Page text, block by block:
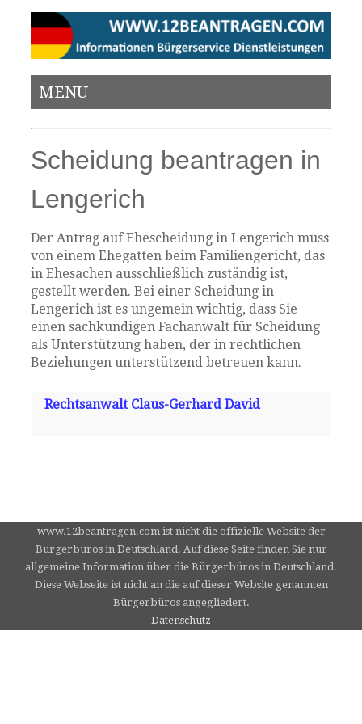
MENU
Scheidung beantragen in
Lengerich
Der Antrag auf Ehescheidung in Lengerich muss
von einem Ehegatten beim Familiengericht, das
in Ehesachen ausschließlich zuständig ist,
gestellt werden. Bei einer Scheidung in
Lengerich ist es ungemein wichtig, dass Sie
einen sachkundigen Fachanwalt für Scheidung
als Unterstützung haben, der in rechtlichen
Beziehungen unterstützend betreuen kann.
Rechtsanwalt Claus-Gerhard David
www.12beantragen.com ist nicht die offizielle Website der
Bürgerbüros in Deutschland. Auf diese Seite finden Sie nur
allgemeine Information über die Bürgerbüros in Deutschland.
Diese Webseite ist nicht an die auf dieser Website genannten
Bürgerbüros angegliedert.
Datenschutz